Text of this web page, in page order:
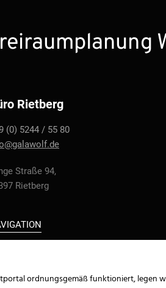
Rietberg
(0) 5244 / 55 80
Straße 94,
Rietberg
ordnungsgemäß funktioniert, legen